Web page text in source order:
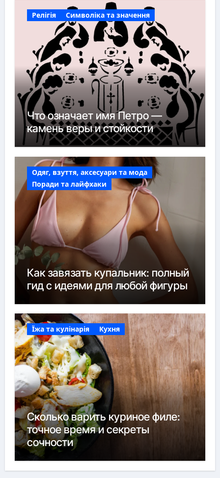
Релігія Символіка та значення
Что означает имя Петро —
камень веры и стойкости
Одяг, взуття, аксесуари та мода
Поради та лайфхаки
Как завязать купальник: полный
гид с идеями для любой фигуры
Їжа та кулінарія Кухня
Сколько варить куриное филе:
точное время и секреты
сочности